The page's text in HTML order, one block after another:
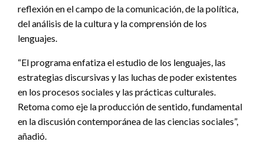
reflexión en el campo de la comunicación, de la política,
del análisis de la cultura y la comprensión de los
lenguajes.
“El programa enfatiza el estudio de los lenguajes, las
estrategias discursivas y las luchas de poder existentes
en los procesos sociales y las prácticas culturales.
Retoma como eje la producción de sentido, fundamental
en la discusión contemporánea de las ciencias sociales”,
añadió.